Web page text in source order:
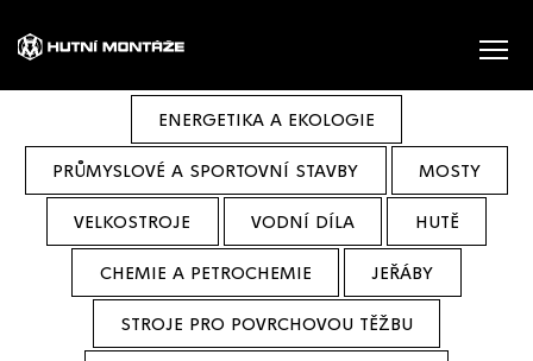
ENERGETIKA A EKOLOGIE
PRŮMYSLOVÉ A SPORTOVNÍ STAVBY MOSTY
VELKOSTROJE VODNÍ DÍLA HUTĚ
CHEMIE A PETROCHEMIE JEŘÁBY
STROJE PRO POVRCHOVOU TĚŽBU